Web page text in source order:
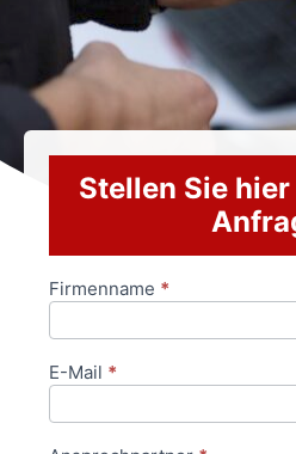
Stellen Sie
Anfrageformular
Firmenname *
E-Mail *